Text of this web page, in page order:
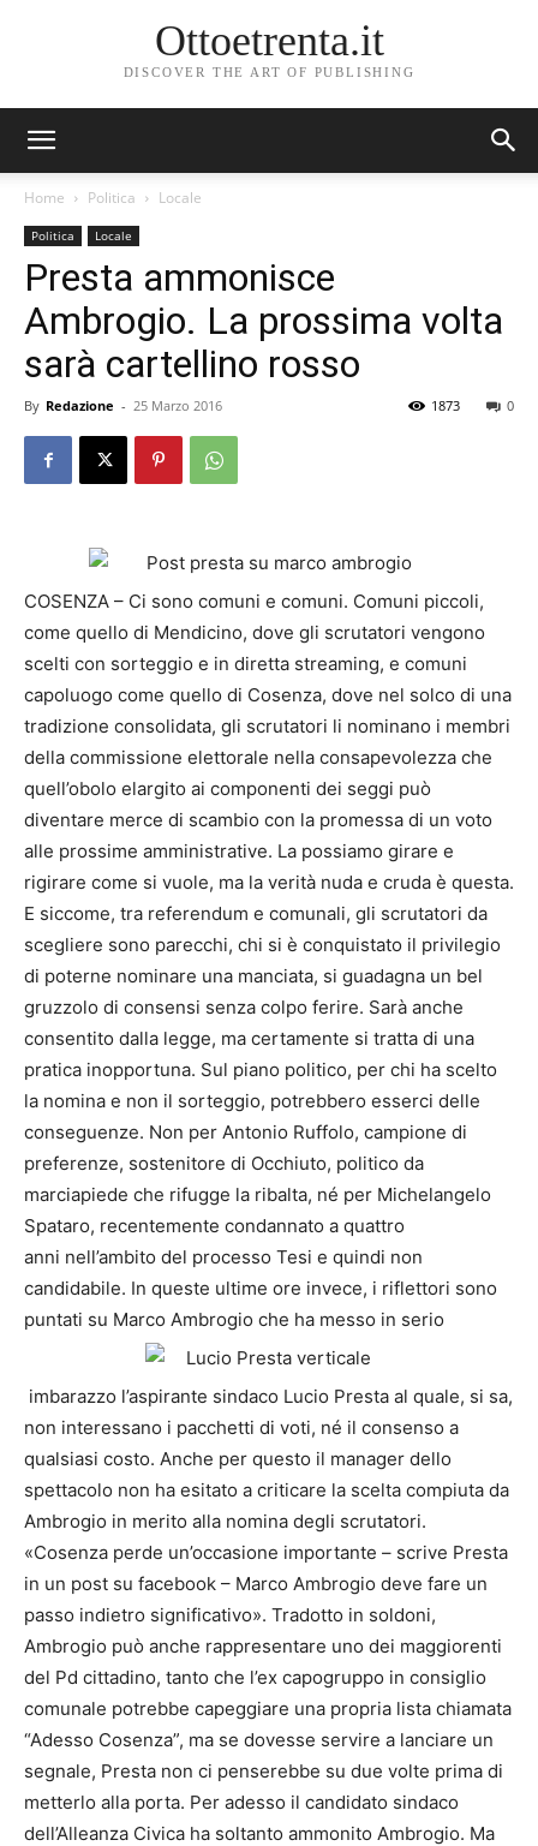
Ottoetrenta.it
DISCOVER THE ART OF PUBLISHING
Home Politica Locale
Politica Locale
Presta ammonisce
Ambrogio. La prossima volta
sarà cartellino rosso
By Redazione - 25 Marzo 2016 0
1873
COSENZA – Ci sono comuni e comuni. Comuni piccoli,
come quello di Mendicino, dove gli scrutatori vengono
scelti con sorteggio e in diretta streaming, e comuni
capoluogo come quello di Cosenza, dove nel solco di una
tradizione consolidata, gli scrutatori li nominano i membri
della commissione elettorale nella consapevolezza che
quell’obolo elargito ai componenti dei seggi può
diventare merce di scambio con la promessa di un voto
alle prossime amministrative. La possiamo girare e
rigirare come si vuole, ma la verità nuda e cruda è questa.
E siccome, tra referendum e comunali, gli scrutatori da
scegliere sono parecchi, chi si è conquistato il privilegio
di poterne nominare una manciata, si guadagna un bel
gruzzolo di consensi senza colpo ferire. Sarà anche
consentito dalla legge, ma certamente si tratta di una
pratica inopportuna. Sul piano politico, per chi ha scelto
la nomina e non il sorteggio, potrebbero esserci delle
conseguenze. Non per Antonio Ruffolo, campione di
preferenze, sostenitore di Occhiuto, politico da
marciapiede che rifugge la ribalta, né per Michelangelo
Spataro, recentemente condannato a quattro
anni nell’ambito del processo Tesi e quindi non
candidabile. In queste ultime ore invece, i riflettori sono
puntati su Marco Ambrogio che ha messo in serio
imbarazzo l’aspirante sindaco Lucio Presta al quale, si sa,
non interessano i pacchetti di voti, né il consenso a
qualsiasi costo. Anche per questo il manager dello
spettacolo non ha esitato a criticare la scelta compiuta da
Ambrogio in merito alla nomina degli scrutatori.
«Cosenza perde un’occasione importante – scrive Presta
in un post su facebook – Marco Ambrogio deve fare un
passo indietro significativo». Tradotto in soldoni,
Ambrogio può anche rappresentare uno dei maggiorenti
del Pd cittadino, tanto che l’ex capogruppo in consiglio
comunale potrebbe capeggiare una propria lista chiamata
“Adesso Cosenza”, ma se dovesse servire a lanciare un
segnale, Presta non ci penserebbe su due volte prima di
metterlo alla porta. Per adesso il candidato sindaco
dell’Alleanza Civica ha soltanto ammonito Ambrogio. Ma